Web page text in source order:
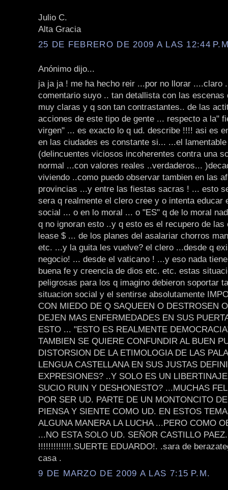
Julio C.
Alta Gracia
25 DE FEBRERO DE 2009 A LAS 12:44
Anónimo dijo...
ja ja ja ! me ha hecho reir ...por no llorar ....claro
comentario suyo .. tan detallista con las escenas
muy claras y q son tan contrastantes.. de las
acciones de este tipo de gente ... respecto a la"
virgen" ... es exacto lo q ud. describe !!!! asi es
en las ciudades es constante si... ...el
(delincuentes viciosos incoherentes contra una
normal ...con valores reales ..verdaderos...
viviendo ..como puedo observar tambien en las
provincias ...y entre las fiestas sacras ! ... esto
sera q realmente el clero cree y o intenta educar
social ... o en lo moral ... o "ES" q de lo moral
q no ignoran esto ..y q esto es el recupero de las
lease $ ... de los planes del asalariar chorros
etc. ...y la guita les vuelve? el clero ...desde q
negocio! ... desde el vaticano ! ...y eso nada
buena fe y creencia de dios etc. etc. estas
peligrosas para los q imagino debieron soportar
situacion social y el sentirse absolutamente
CON MIEDO DE Q SAQUEEN O DESTROSEN
DEJEN MAS ENFERMEDADES EN SUS
ESTO ... "ESTO ES REALMENTE
TAMBIEN SE QUIERE CONFUNDIR AL BUEN
DISTORSION DE LA ETIMOLOGIA DE LAS
LENGUA CASTELLANA EN SUS JUSTAS
EXPRESIONES? ..Y SOLO ES UN
SUCIO RUIN Y DESHONESTO? ...MUCHAS
POR SER UD. PARTE DE UN MONTONCITO
PIENSA Y SIENTE COMO UD. EN ESTOS
ALGUNA MANERA LA LUCHA ...PERO COMO
...NO ESTA SOLO UD. SEÑOR CASTILLO
!!!!!!!!!!!!!.SUERTE EDUARDO!. .sara de
casa .
9 DE MARZO DE 2009 A LAS 7:15 P.M.